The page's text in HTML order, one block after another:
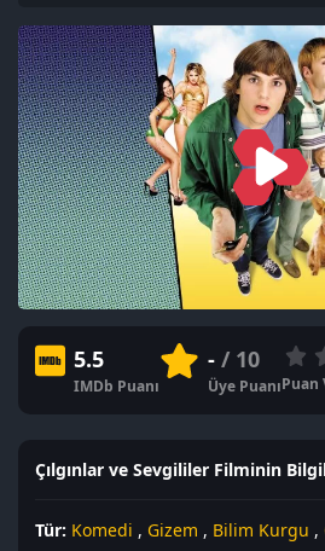
5.5
IMDb Puanı
-/ 10
Üye PuanıPuan
Çılgınlar ve Sevgililer Filminin
Tür: Komedi , Gizem , Bilim Kurgu ,